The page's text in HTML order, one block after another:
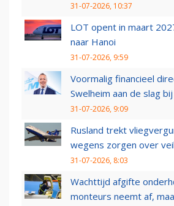
31-07-2026, 10:37
LOT opent in maart
naar Hanoi
31-07-2026, 9:59
Voormalig financieel
Swelheim aan de slag
31-07-2026, 9:09
Rusland trekt
wegens zorgen over
31-07-2026, 8:03
Wachttijd afgifte
monteurs neemt af,